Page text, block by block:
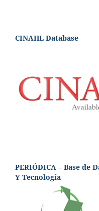
CINAHL Database
PERIÓDICA – Base de
Y Tecnología